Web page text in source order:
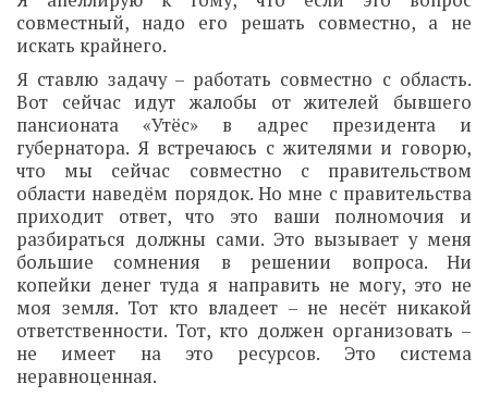
совместный, надо его решать совместно, а не
искать крайнего.
Я ставлю задачу – работать совместно с область.
Вот сейчас идут жалобы от жителей бывшего
пансионата «Утёс» в адрес президента и
губернатора. Я встречаюсь с жителями и говорю,
что мы сейчас совместно с правительством
области наведём порядок. Но мне с правительства
приходит ответ, что это ваши полномочия и
разбираться должны сами. Это вызывает у меня
большие сомнения в решении вопроса. Ни
копейки денег туда я направить не могу, это не
моя земля. Тот кто владеет – не несёт никакой
ответственности. Тот, кто должен организовать –
не имеет на это ресурсов. Это система
неравноценная.